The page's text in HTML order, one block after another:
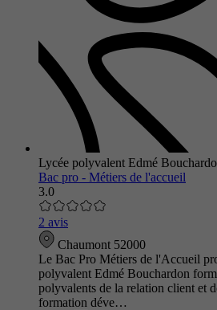
Lycée polyvalent Edmé
Bac pro - Métiers de l'accueil
3.0
2 avis
Chaumont 52000
Le Bac Pro Métiers de l'Accueil
polyvalent Edmé Bouchardon
polyvalents de la relation client et
formation déve…